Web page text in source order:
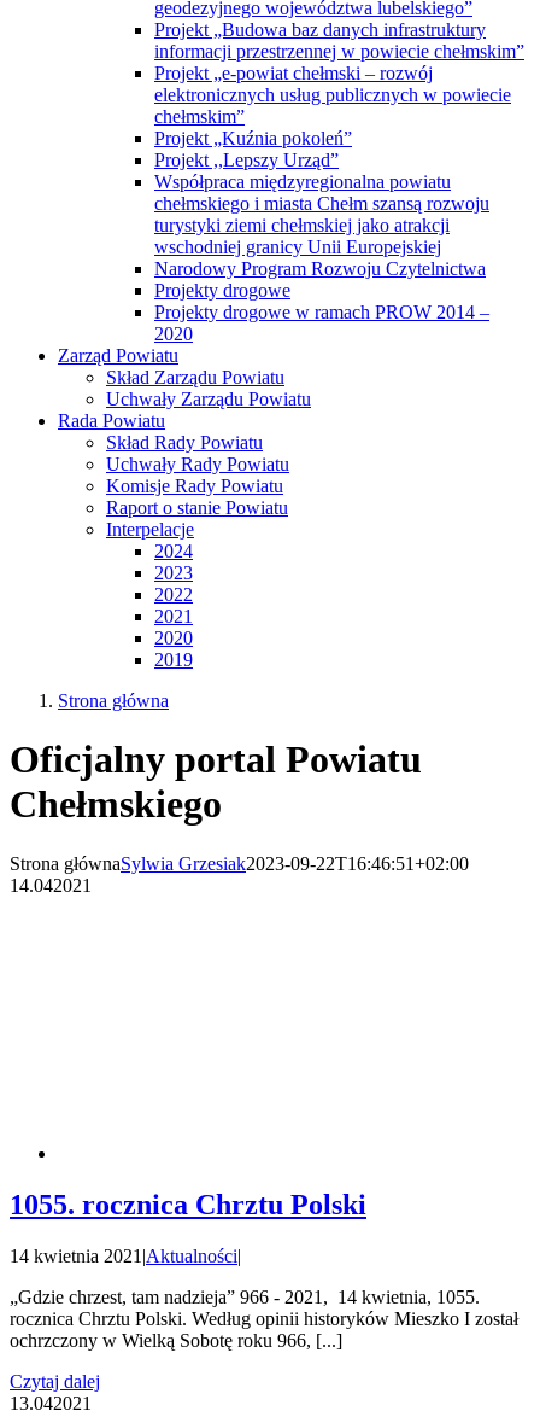
geodezyjnego województwa lubelskiego”
Projekt „Budowa baz danych infrastruktury
informacji przestrzennej w powiecie chełmskim”
Projekt „e-powiat chełmski – rozwój
elektronicznych usług publicznych w powiecie
chełmskim”
Projekt „Kuźnia pokoleń”
Projekt ,,Lepszy Urząd”
Współpraca międzyregionalna powiatu
chełmskiego i miasta Chełm szansą rozwoju
turystyki ziemi chełmskiej jako atrakcji
wschodniej granicy Unii Europejskiej
Narodowy Program Rozwoju Czytelnictwa
Projekty drogowe
Projekty drogowe w ramach PROW 2014 –
2020
Zarząd Powiatu
Skład Zarządu Powiatu
Uchwały Zarządu Powiatu
Rada Powiatu
Skład Rady Powiatu
Uchwały Rady Powiatu
Komisje Rady Powiatu
Raport o stanie Powiatu
Interpelacje
2024
2023
2022
2021
2020
2019
Strona główna
Oficjalny portal Powiatu
Chełmskiego
Strona głównaSylwia Grzesiak2023-09-22T16:46:51+02:00
14.042021
1055. rocznica Chrztu Polski
14 kwietnia 2021 |Aktualności|
„Gdzie chrzest, tam nadzieja” 966 - 2021, 14 kwietnia, 1055.
rocznica Chrztu Polski. Według opinii historyków Mieszko I został
ochrzczony w Wielką Sobotę roku 966, [...]
Czytaj dalej
13.042021